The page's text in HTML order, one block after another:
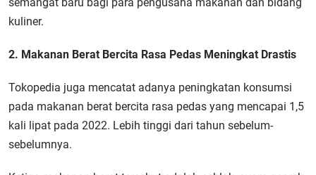
kuliner.
2. Makanan Berat Bercita Rasa Pedas Meningkat Drastis
Tokopedia juga mencatat adanya peningkatan konsumsi
pada makanan berat bercita rasa pedas yang mencapai 1,5
kali lipat pada 2022. Lebih tinggi dari tahun sebelum-
sebelumnya.